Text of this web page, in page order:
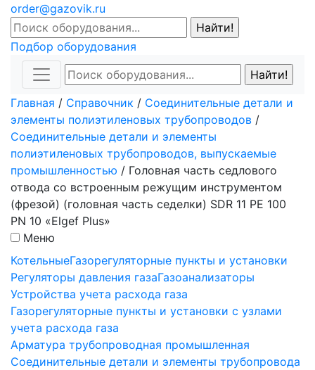
order@gazovik.ru
Подбор оборудования
Главная / Справочник / Соединительные детали и
элементы полиэтиленовых трубопроводов /
Соединительные детали и элементы
полиэтиленовых трубопроводов, выпускаемые
промышленностью / Головная часть седлового
отвода со встроенным режущим инструментом
(фрезой) (головная часть седелки) SDR 11 PE 100
PN 10 «Elgef Plus»
Меню
КотельныеГазорегуляторные пункты и установки
Регуляторы давления газаГазоанализаторы
Устройства учета расхода газа
Газорегуляторные пункты и установки с узлами
учета расхода газа
Арматура трубопроводная промышленная
Соединительные детали и элементы трубопровода